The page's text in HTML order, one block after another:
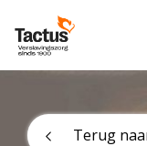
Spring naar content
Tactus
Terug